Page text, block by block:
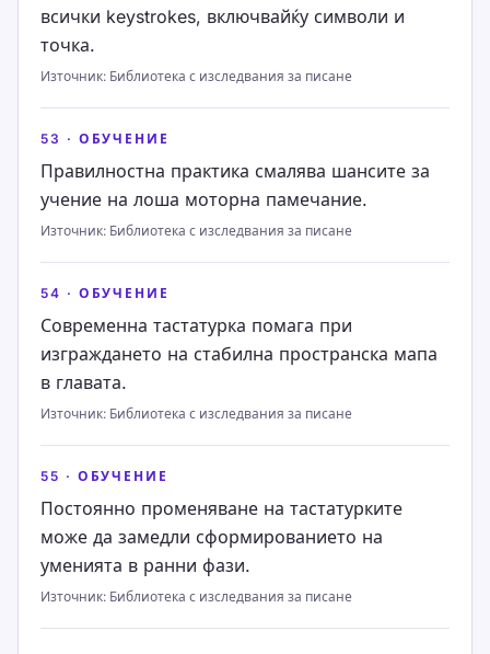
всички keystrokes, включвайќу символи и
точка.
Източник: Библиотека с изследвания за писане
53 · ОБУЧЕНИЕ
Правилностна практика смалява шансите за
учение на лоша моторна памечание.
Източник: Библиотека с изследвания за писане
54 · ОБУЧЕНИЕ
Современна тастатурка помага при
изграждането на стабилна пространска мапа
в главата.
Източник: Библиотека с изследвания за писане
55 · ОБУЧЕНИЕ
Постоянно променяване на тастатурките
може да замедли сформированието на
уменията в ранни фази.
Източник: Библиотека с изследвания за писане